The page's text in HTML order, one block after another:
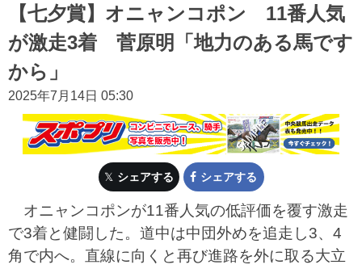
【七夕賞】オニャンコポン 11番人気
が激走3着 菅原明「地力のある馬です
から」
2025年7月14日 05:30
シェアする シェアする
オニャンコポンが11番人気の低評価を覆す激走
で3着と健闘した。道中は中団外めを追走し3、4
角で内へ。直線に向くと再び進路を外に取る大立